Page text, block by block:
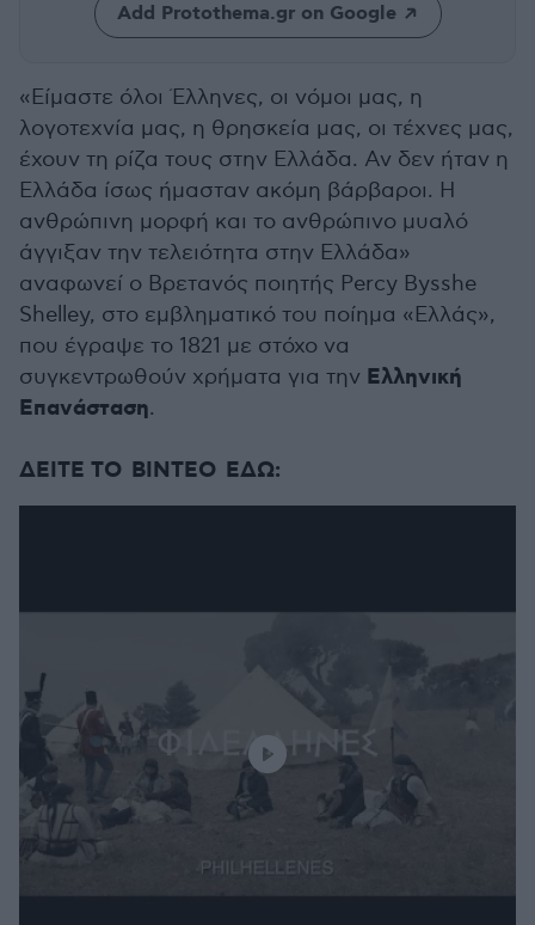
Add Protothema.gr on Google
«Είμαστε όλοι Έλληνες, οι νόμοι μας, η
λογοτεχνία μας, η θρησκεία μας, οι τέχνες μας,
έχουν τη ρίζα τους στην Ελλάδα. Αν δεν ήταν η
Ελλάδα ίσως ήμασταν ακόμη βάρβαροι. Η
ανθρώπινη μορφή και το ανθρώπινο μυαλό
άγγιξαν την τελειότητα στην Ελλάδα»
αναφωνεί ο Βρετανός ποιητής Percy Bysshe
Shelley, στο εμβληματικό του ποίημα «Ελλάς»,
που έγραψε το 1821 με στόχο να
συγκεντρωθούν χρήματα για την Ελληνική
Επανάσταση.
ΔΕΙΤΕ ΤΟ ΒΙΝΤΕΟ ΕΔΩ: